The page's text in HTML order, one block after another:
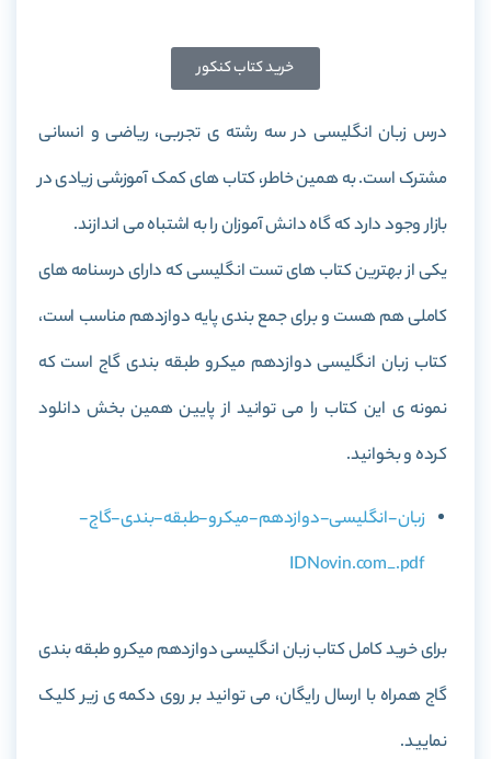
خرید کتاب کنکور
درس زبان انگلیسی در سه رشته ی تجربی، ریاضی و انسانی
مشترک است. به همین خاطر، کتاب های کمک آموزشی زیادی در
بازار وجود دارد که گاه دانش آموزان را به اشتباه می اندازند.
یکی از بهترین کتاب های تست انگلیسی که دارای درسنامه های
کاملی هم هست و برای جمع بندی پایه دوازدهم مناسب است،
کتاب زبان انگلیسی دوازدهم میکرو طبقه بندی گاج است که
نمونه ی این کتاب را می توانید از پایین همین بخش دانلود
کرده و بخوانید.
زبان-انگلیسی-دوازدهم-میکرو-طبقه-بندی-گاج-
IDNovin.com_.pdf
برای خرید کامل کتابزبان انگلیسی دوازدهم میکرو طبقه بندی
گاجهمراه با ارسال رایگان، می توانید بر روی دکمه ی زیر کلیک
نمایید.